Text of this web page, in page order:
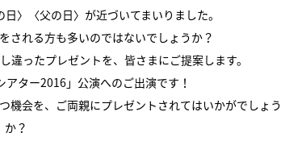
〉〈父の日〉が近づいてまいりました。
される方も多いのではないでしょうか？
ったプレゼントを、皆さまにご提案します。
ター2016」公演へのご出演です！
機会を、ご両親にプレゼントされてはいかがでしょう
か？